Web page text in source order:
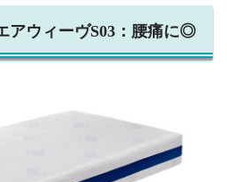
アウィーヴS03：腰痛に◎